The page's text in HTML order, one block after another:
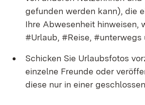
gefunden werden kann), die
Ihre Abwesenheit hinweisen,
#Urlaub, #Reise, #unterwegs
Schicken Sie Urlaubsfotos
einzelne Freunde oder
diese nur in einer